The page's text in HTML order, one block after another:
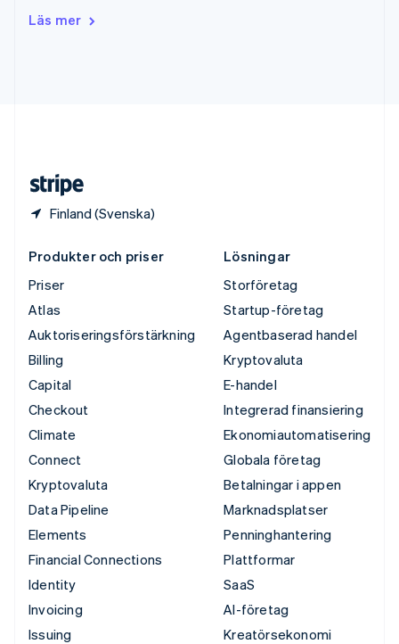
Läs mer
Finland (Svenska)
English
Produkter och priser
Priser
Atlas
Auktoriseringsförstärkning
Billing
Capital
Checkout
Climate
Connect
Kryptovaluta
Data Pipeline
Elements
Financial Connections
Identity
Invoicing
Issuing
Lösningar
Storföretag
Startup-företag
Agentbaserad handel
Kryptovaluta
E-handel
Integrerad finansiering
Ekonomiautomatisering
Globala företag
Betalningar i appen
Marknadsplatser
Penninghantering
Plattformar
SaaS
AI-företag
Kreatörsekonomi